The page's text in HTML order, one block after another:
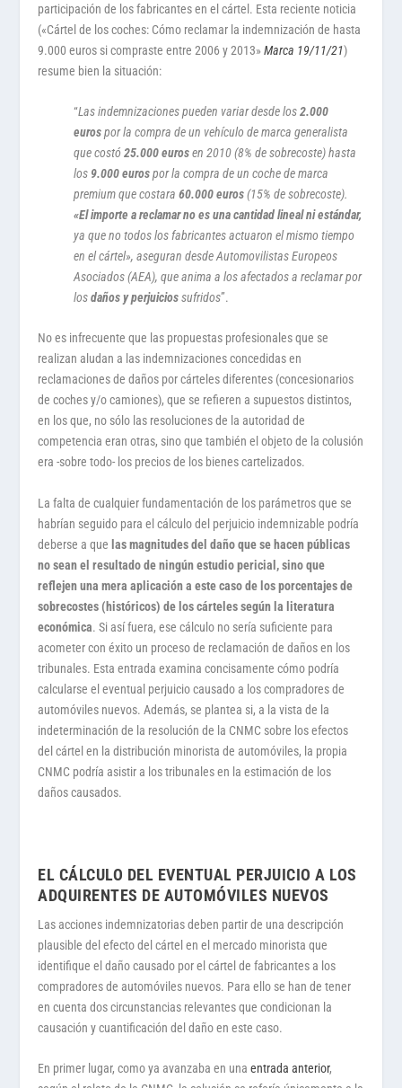
participación de los fabricantes en el cártel. Esta reciente noticia
(«Cártel de los coches: Cómo reclamar la indemnización de hasta
9.000 euros si compraste entre 2006 y 2013»Marca 19/11/21)
resume bien la situación:
“Las indemnizaciones pueden variar desde los2.000
eurospor la compra de un vehículo de marca generalista
que costó25.000 eurosen 2010 (8% de sobrecoste) hasta
los 9.000 eurospor la compra de un coche de marca
premium que costara60.000 euros(15% de sobrecoste).
«El importe a reclamar no es una cantidad lineal ni estándar,
ya que no todos los fabricantes actuaron el mismo tiempo
en el cártel», aseguran desde Automovilistas Europeos
Asociados (AEA), que anima a los afectados a reclamar por
losdaños y perjuicios sufridos”.
No es infrecuente que las propuestas profesionales que se
realizan aludan a las indemnizaciones concedidas en
reclamaciones de daños por cárteles diferentes (concesionarios
de coches y/o camiones), que se refieren a supuestos distintos,
en los que, no sólo las resoluciones de la autoridad de
competencia eran otras, sino que también el objeto de la colusión
era -sobre todo- los precios de los bienes cartelizados.
La falta de cualquier fundamentación de los parámetros que se
habrían seguido para el cálculo del perjuicio indemnizable podría
deberse a que las magnitudes del daño que se hacen públicas
no sean el resultado de ningún estudio pericial, sino que
reflejen una mera aplicación a este caso de los porcentajes de
sobrecostes (históricos) de los cárteles según la literatura
económica. Si así fuera, ese cálculo no sería suficiente para
acometer con éxito un proceso de reclamación de daños en los
tribunales. Esta entrada examina concisamente cómo podría
calcularse el eventual perjuicio causado a los compradores de
automóviles nuevos. Además, se plantea si, a la vista de la
indeterminación de la resolución de la CNMC sobre los efectos
del cártel en la distribución minorista de automóviles, la propia
CNMC podría asistir a los tribunales en la estimación de los
daños causados.
EL CÁLCULO DEL EVENTUAL PERJUICIO A LOS
ADQUIRENTES DE AUTOMÓVILES NUEVOS
Las acciones indemnizatorias deben partir de una descripción
plausible del efecto del cártel en el mercado minorista que
identifique el daño causado por el cártel de fabricantes a los
compradores de automóviles nuevos. Para ello se han de tener
en cuenta dos circunstancias relevantes que condicionan la
causación y cuantificación del daño en este caso.
En primer lugar, como ya avanzaba en unaentrada anterior,